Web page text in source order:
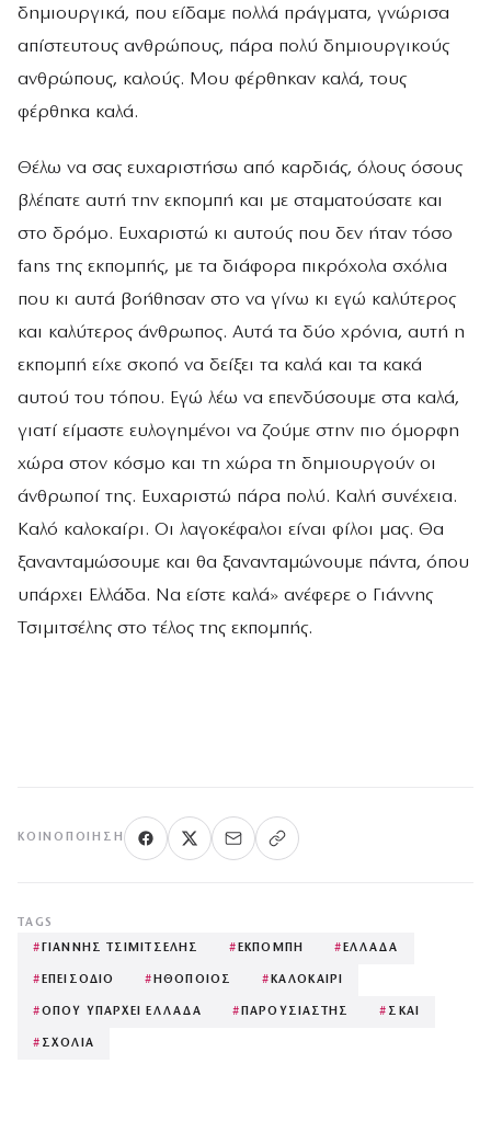
δημιουργικά, που είδαμε πολλά πράγματα, γνώρισα
απίστευτους ανθρώπους, πάρα πολύ δημιουργικούς
ανθρώπους, καλούς. Μου φέρθηκαν καλά, τους
φέρθηκα καλά.
Θέλω να σας ευχαριστήσω από καρδιάς, όλους όσους
βλέπατε αυτή την εκπομπή και με σταματούσατε και
στο δρόμο. Ευχαριστώ κι αυτούς που δεν ήταν τόσο
fans της εκπομπής, με τα διάφορα πικρόχολα σχόλια
που κι αυτά βοήθησαν στο να γίνω κι εγώ καλύτερος
και καλύτερος άνθρωπος. Αυτά τα δύο χρόνια, αυτή η
εκπομπή είχε σκοπό να δείξει τα καλά και τα κακά
αυτού του τόπου. Εγώ λέω να επενδύσουμε στα καλά,
γιατί είμαστε ευλογημένοι να ζούμε στην πιο όμορφη
χώρα στον κόσμο και τη χώρα τη δημιουργούν οι
άνθρωποί της. Ευχαριστώ πάρα πολύ. Καλή συνέχεια.
Καλό καλοκαίρι. Οι λαγοκέφαλοι είναι φίλοι μας. Θα
ξανανταμώσουμε και θα ξανανταμώνουμε πάντα, όπου
υπάρχει Ελλάδα. Να είστε καλά» ανέφερε ο Γιάννης
Τσιμιτσέλης στο τέλος της εκπομπής.
ΚΟΙΝΟΠΟΊΗΣΗ
TAGS
# ΓΙΑΝΝΗΣ ΤΣΙΜΙΤΣΕΛΗΣ # ΕΚΠΟΜΠΗ # ΕΛΛΑΔΑ
# ΕΠΕΙΣΟΔΙΟ # ΗΘΟΠΟΙΟΣ # ΚΑΛΟΚΑΙΡΙ
#ΟΠΟΥ ΥΠΑΡΧΕΙ ΕΛΛΑΔΑ # ΠΑΡΟΥΣΙΑΣΤΗΣ # ΣΚΑΙ
# ΣΧΟΛΙΑ